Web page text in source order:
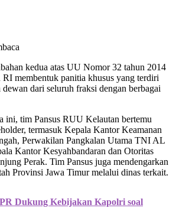
kedua atas UU Nomor 32 tahun 2014
membentuk panitia khusus yang terdiri
dari seluruh fraksi dengan berbagai
ini, tim Pansus RUU Kelautan bertemu
termasuk Kepala Kantor Keamanan
Perwakilan Pangkalan Utama TNI AL
Kantor Kesyahbandaran dan Otoritas
Perak. Tim Pansus juga mendengarkan
Provinsi Jawa Timur melalui dinas terkait.
Dukung Kebijakan Kapolri soal